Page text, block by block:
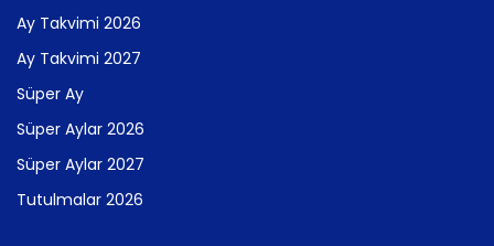
Ay Takvimi 2026
Ay Takvimi 2027
Süper Ay
Süper Aylar 2026
Süper Aylar 2027
Tutulmalar 2026